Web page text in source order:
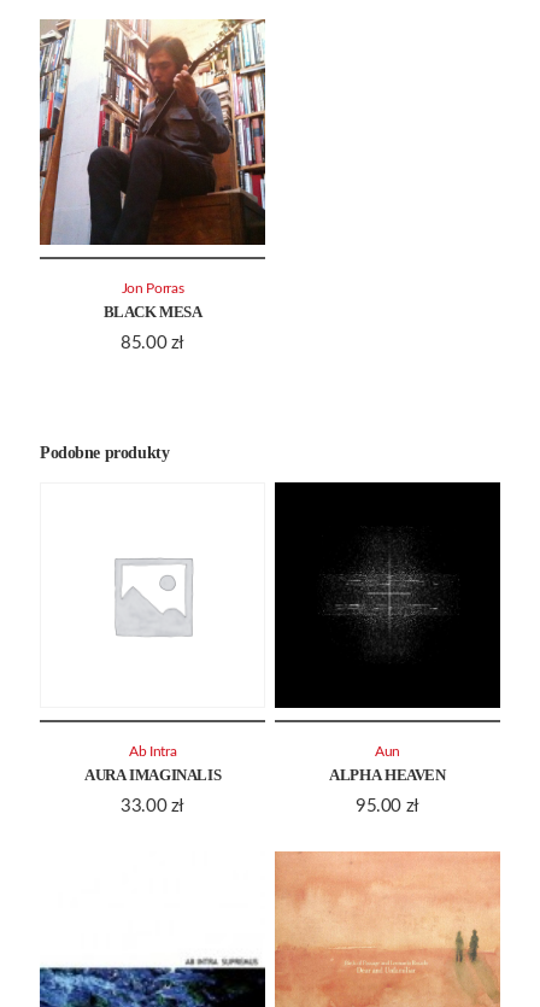
BLACK MESA
85.00 zł
Jon Porras
Podobne produkty
AURA IMAGINALIS
33.00 zł
Ab Intra
ALPHA HEAVEN
95.00 zł
Aun